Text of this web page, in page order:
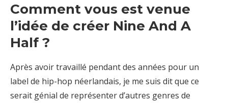
Comment vous est venue
l’idée de créer Nine And A
Half ?
Après avoir travaillé pendant des années pour un
label de hip-hop néerlandais, je me suis dit que ce
serait génial de représenter d’autres genres de